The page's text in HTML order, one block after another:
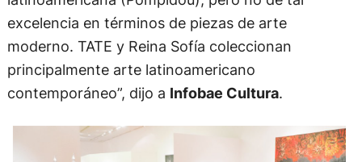
excelencia en términos de piezas de arte
moderno. TATE y Reina Sofía coleccionan
principalmente arte latinoamericano
contemporáneo”, dijo a Infobae Cultura.